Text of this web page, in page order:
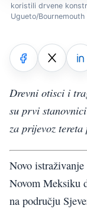
koristili drvene
Ugueto/
Drevni otisci i
su prvi
za prijevoz
Novo istraživanje
Novom Meksiku
na području